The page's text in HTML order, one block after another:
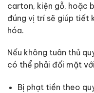
carton, kiện gỗ, hoặc
đúng vị trí sẽ giúp tiết
hóa.
Nếu không tuân thủ
có thể phải đối mặt
Bị phạt tiền theo